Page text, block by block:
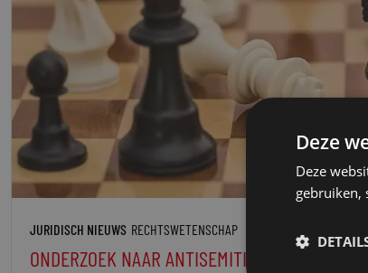
JURIDISCH NIEUWS RECHTSWETENSCHAP
ONDERZOEK NAAR ANTISEMITISME
Deze
Deze
gebruiken,